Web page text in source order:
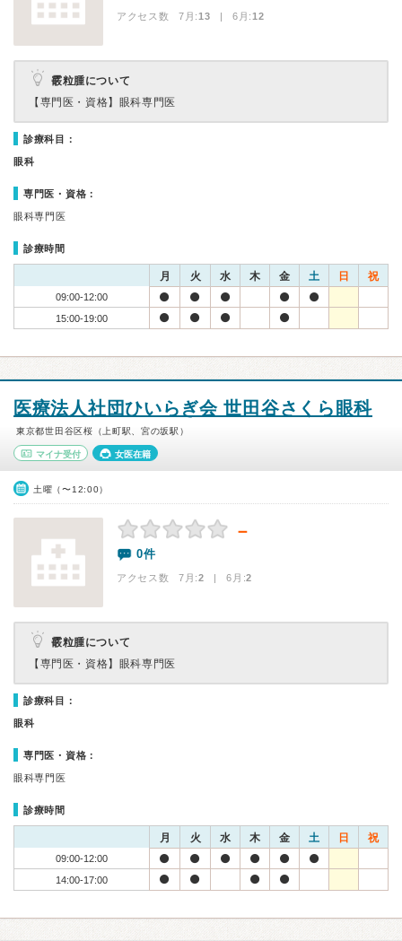
アクセス数 7月:13 | 6月:12
霰粒腫について
【専門医・資格】 眼科専門医
診療科目：
眼科
専門医・資格：
眼科専門医
診療時間
月 火 水 木 金 土 日 祝
09:00-12:00
15:00-19:00
医療法人社団ひいらぎ会 世田谷さくら眼科
東京都世田谷区桜（上町駅、宮の坂駅）
マイナ受付 女医在籍
土曜（〜12:00）
－
0件
アクセス数 7月:2 | 6月:2
霰粒腫について
【専門医・資格】 眼科専門医
診療科目：
眼科
専門医・資格：
眼科専門医
診療時間
月 火 水 木 金 土 日 祝
09:00-12:00
14:00-17:00